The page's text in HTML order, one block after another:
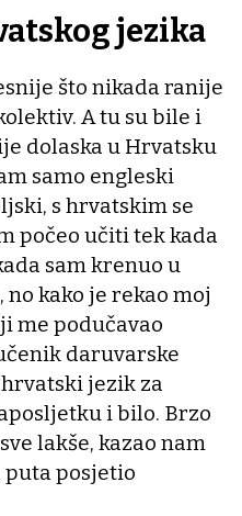
jezika
što nikada ranije
A tu su bile i
dolaska u Hrvatsku
samo engleski
s hrvatskim se
počeo učiti tek kada
sam krenuo u
kako je rekao moj
me podučavao
daruvarske
jezik za
i bilo. Brzo
lakše, kazao nam
posjetio